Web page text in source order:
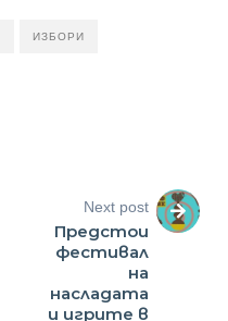
ИЗБОРИ
Next post
Предстои
фестивал
на
насладата
и игрите в